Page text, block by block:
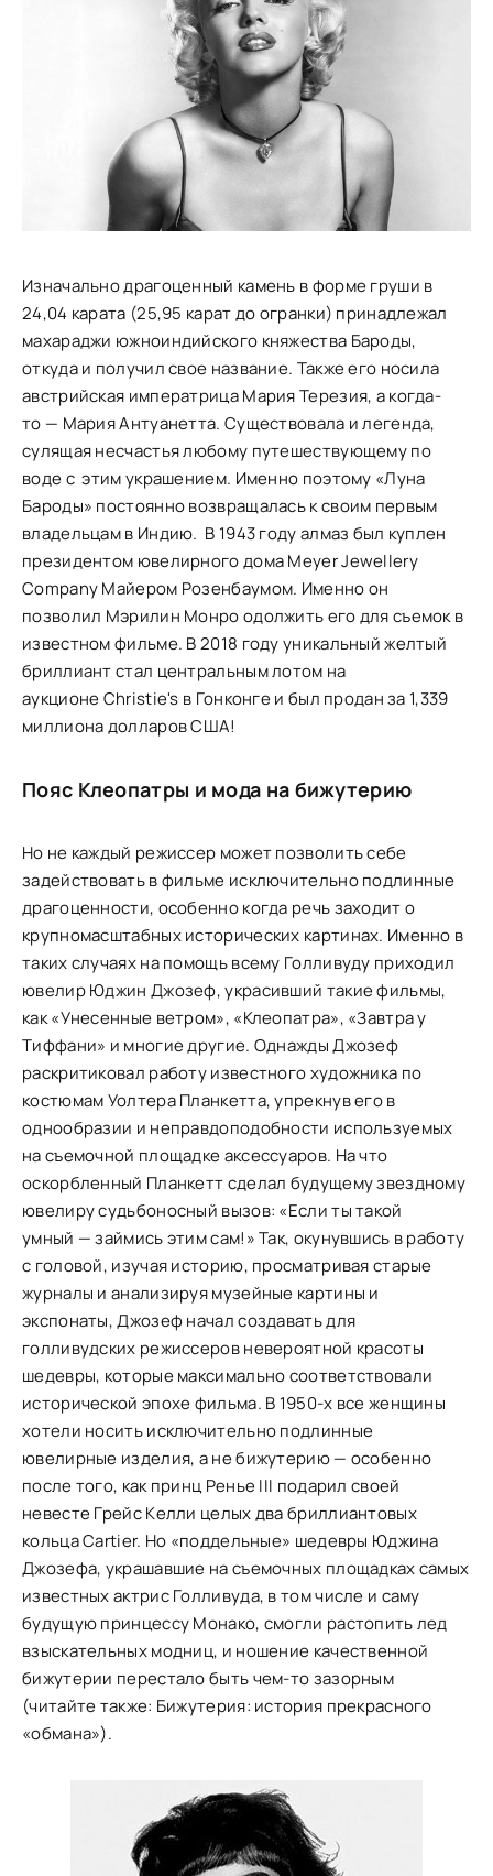
Изначально драгоценный камень в форме груши в
24,04 карата (25,95 карат до огранки) принадлежал
махараджи южноиндийского княжества Бароды,
откуда и получил свое название. Также его носила
австрийская императрица Мария Терезия, а когда-
то — Мария Антуанетта. Существовала и легенда,
сулящая несчастья любому путешествующему по
воде с этим украшением. Именно поэтому «Луна
Бароды» постоянно возвращалась к своим первым
владельцам в Индию. В 1943 году алмаз был куплен
президентом ювелирного дома Meyer Jewellery
Company Майером Розенбаумом. Именно он
позволил Мэрилин Монро одолжить его для съемок в
известном фильме. В 2018 году уникальный желтый
бриллиант стал центральным лотом на
аукционе Christie's в Гонконге и был продан за 1,339
миллиона долларов США!
Пояс Клеопатры и мода на бижутерию
Но не каждый режиссер может позволить себе
задействовать в фильме исключительно подлинные
драгоценности, особенно когда речь заходит о
крупномасштабных исторических картинах. Именно в
таких случаях на помощь всему Голливуду приходил
ювелир Юджин Джозеф, украсивший такие фильмы,
как «Унесенные ветром», «Клеопатра», «Завтра у
Тиффани» и многие другие. Однажды Джозеф
раскритиковал работу известного художника по
костюмам Уолтера Планкетта, упрекнув его в
однообразии и неправдоподобности используемых
на съемочной площадке аксессуаров. На что
оскорбленный Планкетт сделал будущему звездному
ювелиру судьбоносный вызов: «Если ты такой
умный — займись этим сам!» Так, окунувшись в работу
с головой, изучая историю, просматривая старые
журналы и анализируя музейные картины и
экспонаты, Джозеф начал создавать для
голливудских режиссеров невероятной красоты
шедевры, которые максимально соответствовали
исторической эпохе фильма. В 1950-х все женщины
хотели носить исключительно подлинные
ювелирные изделия, а не бижутерию — особенно
после того, как принц Ренье III подарил своей
невесте Грейс Келли целых два бриллиантовых
кольца Cartier. Но «поддельные» шедевры Юджина
Джозефа, украшавшие на съемочных площадках самых
известных актрис Голливуда, в том числе и саму
будущую принцессу Монако, смогли растопить лед
взыскательных модниц, и ношение качественной
бижутерии перестало быть чем-то зазорным
(читайте также: Бижутерия: история прекрасного
«обмана»).